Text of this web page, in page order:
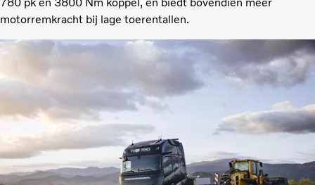
motorremkracht bij lage toerentallen.